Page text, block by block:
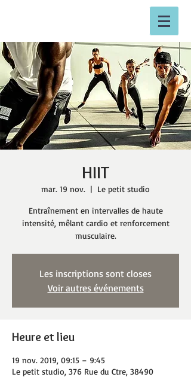
HIIT
mar. 19 nov.
  |
Le petit studio
Entraînement en intervalles de haute
intensité, mêlant cardio et renforcement
musculaire.
Les inscriptions sont closes
Voir autres événements
Heure et lieu
19 nov. 2019, 09:15 – 9:45
Le petit studio, 376 Rue du Ctre, 38490